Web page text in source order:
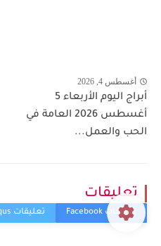
أغسطس 4, 2026
أبراج اليوم الأربعاء 5
أغسطس 2026 العامة في
الحب والعمل...
تعليقات